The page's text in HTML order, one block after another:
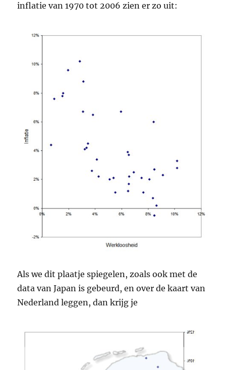
inflatie van 1970 tot 2006 zien er zo uit:
Als we dit plaatje spiegelen, zoals ook met de
data van Japan is gebeurd, en over de kaart van
Nederland leggen, dan krijg je